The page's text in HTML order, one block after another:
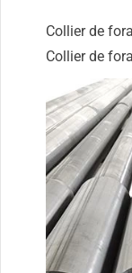
Collier de
Collier de